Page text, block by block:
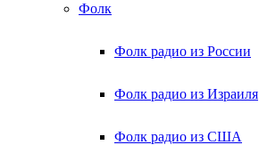
Фолк
Фолк радио из России
Фолк радио из Израиля
Фолк радио из США